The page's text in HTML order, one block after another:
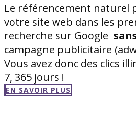
Le référencement naturel
votre site web dans les
recherche sur Google
campagne publicitaire
Vous avez donc des clics
7, 365 jours !
EN SAVOIR PLUS